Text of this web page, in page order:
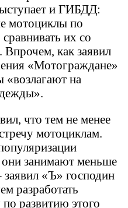
и ГИБДД:
мотоциклы по
их со
Впрочем, как заявил
«Мотограждане»
на
что тем не менее
мотоциклам.
занимают меньше
заявил «Ъ» господин
разработать
развитию этого